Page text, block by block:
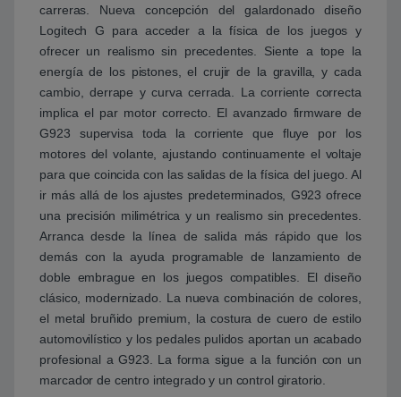
carreras. Nueva concepción del galardonado diseño
Logitech G para acceder a la física de los juegos y
ofrecer un realismo sin precedentes. Siente a tope la
energía de los pistones, el crujir de la gravilla, y cada
cambio, derrape y curva cerrada. La corriente correcta
implica el par motor correcto. El avanzado firmware de
G923 supervisa toda la corriente que fluye por los
motores del volante, ajustando continuamente el voltaje
para que coincida con las salidas de la física del juego. Al
ir más allá de los ajustes predeterminados, G923 ofrece
una precisión milimétrica y un realismo sin precedentes.
Arranca desde la línea de salida más rápido que los
demás con la ayuda programable de lanzamiento de
doble embrague en los juegos compatibles. El diseño
clásico, modernizado. La nueva combinación de colores,
el metal bruñido premium, la costura de cuero de estilo
automovilístico y los pedales pulidos aportan un acabado
profesional a G923. La forma sigue a la función con un
marcador de centro integrado y un control giratorio.